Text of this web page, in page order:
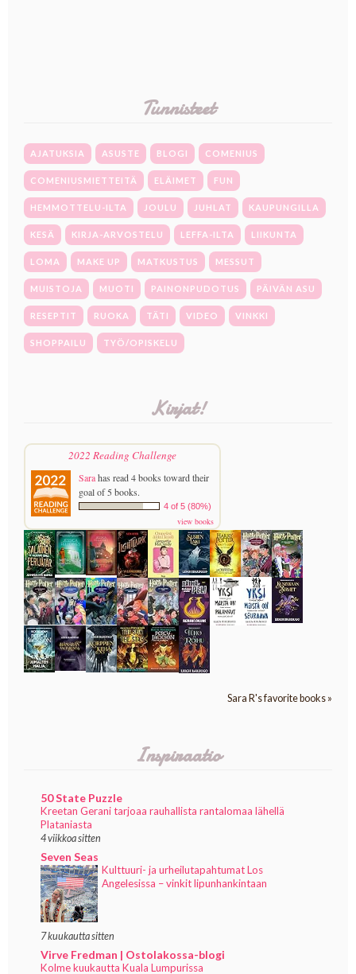
Tunnisteet
AJATUKSIA ASUSTE BLOGI COMENIUS
COMENIUSMIETTEITÄ ELÄIMET FUN
HEMMOTTELU-ILTA JOULU JUHLAT KAUPUNGILLA
KESÄ KIRJA-ARVOSTELU LEFFA-ILTA LIIKUNTA
LOMA MAKE UP MATKUSTUS MESSUT
MUISTOJA MUOTI PAINONPUDOTUS PÄIVÄN ASU
RESEPTIT RUOKA TÄTI VIDEO VINKKI
SHOPPAILU TYÖ/OPISKELU
Kirjat!
2022 Reading Challenge
Sarahas read 4 books toward their
goal of 5 books.
4 of 5 (80%)
view books
Sara R's favorite books »
Inspiraatio
50 State Puzzle
Kreetan Gerani tarjoaa rauhallista rantalomaa lähellä
Plataniasta
4 viikkoa sitten
Seven Seas
Kulttuuri- ja urheilutapahtumat Los
Angelesissa – vinkit lipunhankintaan
7 kuukautta sitten
Virve Fredman | Ostolakossa-blogi
Kolme kuukautta Kuala Lumpurissa